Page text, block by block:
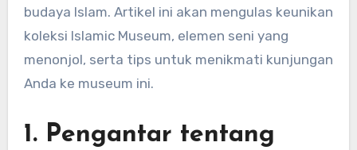
budaya Islam. Artikel ini akan mengulas keunikan
koleksi Islamic Museum, elemen seni yang
menonjol, serta tips untuk menikmati kunjungan
Anda ke museum ini.
1. Pengantar tentang